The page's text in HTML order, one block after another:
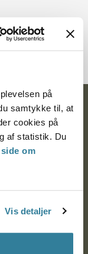
på
samtykke til, at
cookies på
af statistik. Du
om
Vis detaljer